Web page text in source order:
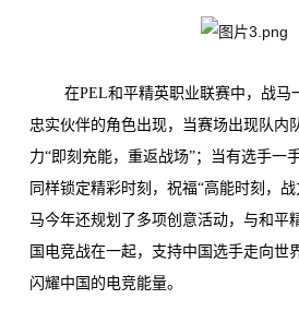
在PEL和平精英职业联赛中，战马
忠实伙伴的角色出现，当赛场出现队内
力“即刻充能，重返战场”；当有选手一
同样锁定精彩时刻，祝福“高能时刻，
马今年还规划了多项创意活动，与和平
国电竞战在一起，支持中国选手走向世
闪耀中国的电竞能量。